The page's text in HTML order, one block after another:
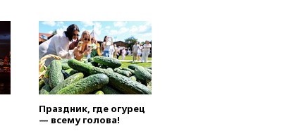
Праздник, где огурец
— всему голова!